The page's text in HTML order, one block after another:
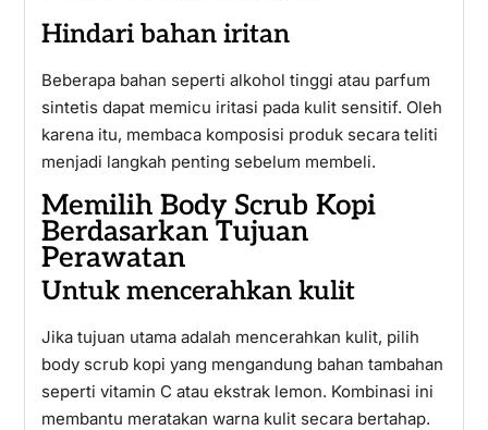
Hindari bahan iritan
Beberapa bahan seperti alkohol tinggi atau parfum
sintetis dapat memicu iritasi pada kulit sensitif. Oleh
karena itu, membaca komposisi produk secara teliti
menjadi langkah penting sebelum membeli.
Memilih Body Scrub Kopi
Berdasarkan Tujuan
Perawatan
Untuk mencerahkan kulit
Jika tujuan utama adalah mencerahkan kulit, pilih
body scrub kopi yang mengandung bahan tambahan
seperti vitamin C atau ekstrak lemon. Kombinasi ini
membantu meratakan warna kulit secara bertahap.